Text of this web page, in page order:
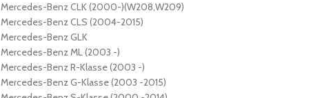
Mercedes-Benz CLK (2000-)(W208,W209)
Mercedes-Benz CLS (2004-2015)
Mercedes-Benz GLK
Mercedes-Benz ML (2003 -)
Mercedes-Benz R-Klasse (2003 -)
Mercedes-Benz G-Klasse (2003 -2015)